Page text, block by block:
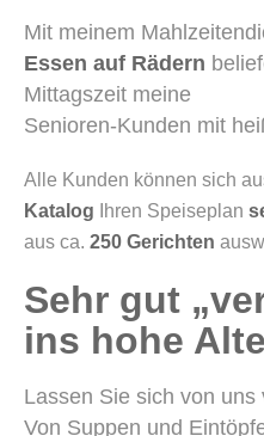
Mit meinem
Essen auf Rädern
Mittagszeit meine
Senioren-Kunden mit
Alle Kunden können sich
Katalog Ihren Speiseplan
aus ca. 250 Gerichten
Sehr gut
ins hohe
Lassen Sie sich von uns
Von Suppen und